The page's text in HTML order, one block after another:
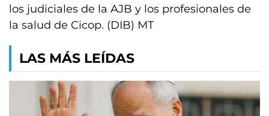
los judiciales de la AJB y los profesionales de
la salud de Cicop. (DIB) MT
LAS MÁS LEÍDAS